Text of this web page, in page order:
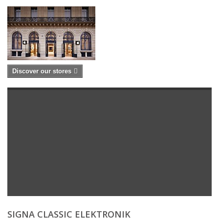
Discover our stores
SIGNA CLASSIC ELEKTRONIK